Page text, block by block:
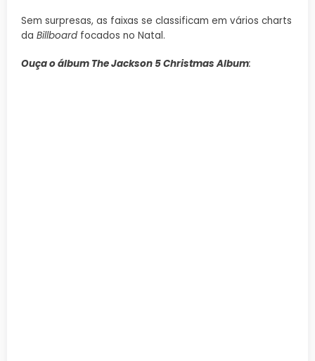
Sem surpresas, as faixas se classificam em vários charts
da Billboard focados no Natal.
Ouça o álbum The Jackson 5 Christmas Album: